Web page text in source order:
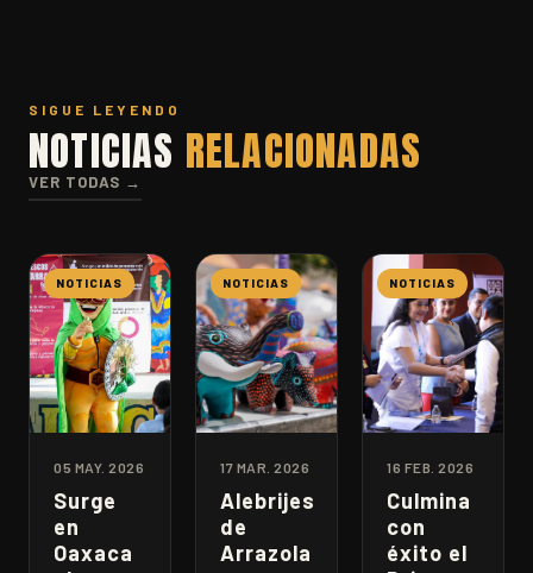
SIGUE LEYENDO
NOTICIAS RELACIONADAS
VER TODAS →
NOTICIAS
05 MAY. 2026
Surge
en
Oaxaca
NOTICIAS
17 MAR. 2026
Alebrijes
de
Arrazola
NOTICIAS
16 FEB. 2026
Culmina
con
éxito el